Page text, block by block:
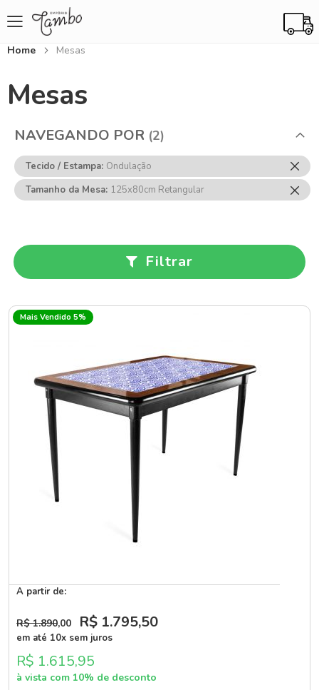
Home Mesas
Mesas
Filtrar
Mais Vendido 5%
A partir de:
R$ 1.890,00 R$ 1.795,50
em até 10x sem juros
R$ 1.615,95
à vista com 10% de desconto
NAVEGANDO POR
Tecido / Estampa Ondulação
Esse
Item
Tamanho da Mesa 125x80cm Retangular
Esse